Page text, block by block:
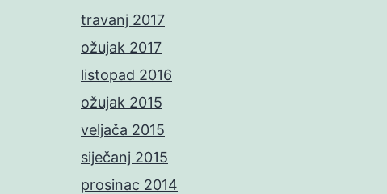
travanj 2017
ožujak 2017
listopad 2016
ožujak 2015
veljača 2015
siječanj 2015
prosinac 2014